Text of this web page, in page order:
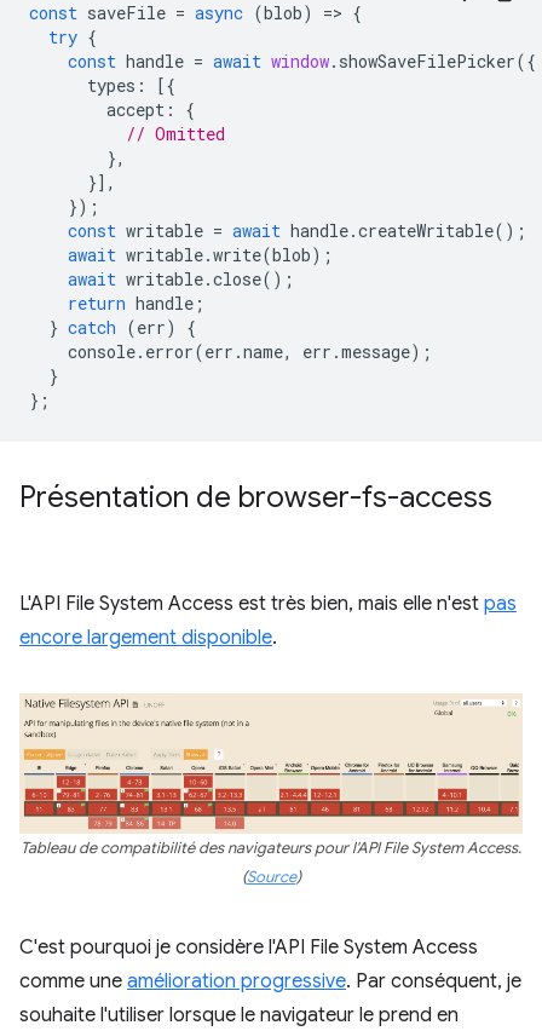
const saveFile = async (blob) => {
try {
const handle = await window. showSaveFilePicker({
types :
[{
accept :
{
// Omitted
},
}],
});
const writable = await handle.createWritable();
await writable.write(blob);
await writable.close();
return handle ;
} catch (err)
{
console. error(err .name, err .message);
}
};
Présentation de browser-fs-access
L'API File System Access est très bien, mais elle n'est pas
encore largement disponible.
Tableau de compatibilité des navigateurs pour l'API File System Access.
(Source)
C'est pourquoi je considère l'API File System Access
comme une amélioration progressive. Par conséquent, je
souhaite l'utiliser lorsque le navigateur le prend en